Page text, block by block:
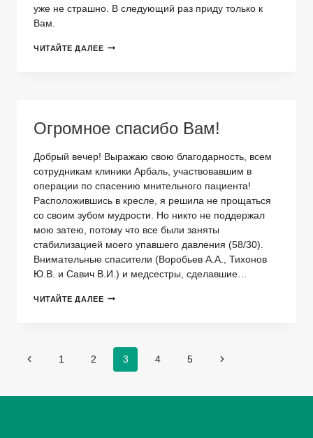
уже не страшно. В следующий раз приду только к
Вам.
ЧИТАЙТЕ ДАЛЕЕ В
Огромное спасибо Вам!
Добрый вечер! Выражаю свою благодарность, всем
сотрудникам клиники Арбаль, участвовавшим в
операции по спасению мнительного пациента!
Расположившись в кресле, я решила не прощаться
со своим зубом мудрости. Но никто не поддержал
мою затею, потому что все были заняты
стабилизацией моего упавшего давления (58/30).
Внимательные спасители (Воробьев А.А., Тихонов
Ю.В. и Савич В.И.) и медсестры, сделавшие…
ЧИТАЙТЕ ДАЛЕЕ ОГРОМНОЕ
Навигация
страницам
Предыдущая
1 2 3 4 5
Следующая